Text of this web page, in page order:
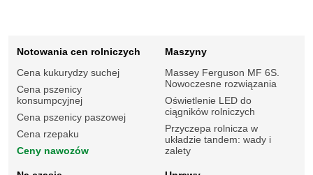
Notowania cen rolniczych
Cena kukurydzy suchej
Cena pszenicy
konsumpcyjnej
Cena pszenicy paszowej
Cena rzepaku
Ceny nawozów
Maszyny
Massey Ferguson MF 6S.
Nowoczesne rozwiązania
Oświetlenie LED do
ciągników rolniczych
Przyczepa rolnicza w
układzie tandem: wady i
zalety